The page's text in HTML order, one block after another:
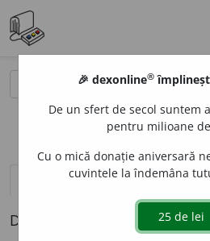
definiții (1) pronunțievolume_up (39)
Definiția cu ID-ul 863844:
🎉 dexonline®
De un sfert de secol suntem
pentru milioane
Cu o mică donație aniversară
cuvintele la îndemâna